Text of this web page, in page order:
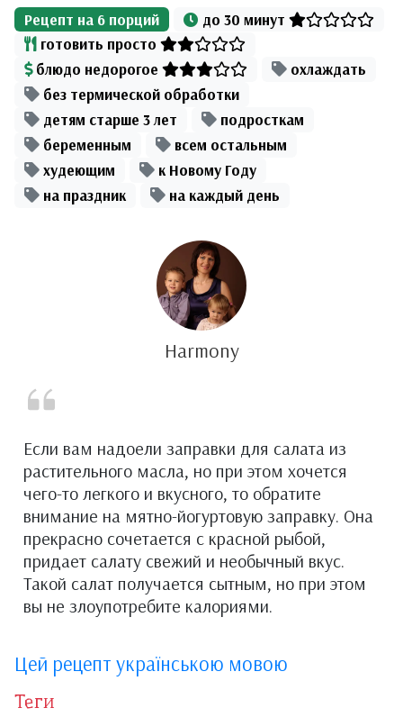
Рецепт на 6порций
до 30 минут
готовить просто
блюдо недорогое
охлаждать
без термической обработки
детям старше 3 лет
подросткам
беременным
всем остальным
худеющим
к Новому Году
на праздник
на каждый день
Harmony
Если вам надоели заправки для салата из
растительного масла, но при этом хочется
чего-то легкого и вкусного, то обратите
внимание на мятно-йогуртовую заправку. Она
прекрасно сочетается с красной рыбой,
придает салату свежий и необычный вкус.
Такой салат получается сытным, но при этом
вы не злоупотребите калориями.
Цей рецепт українською мовою
Теги